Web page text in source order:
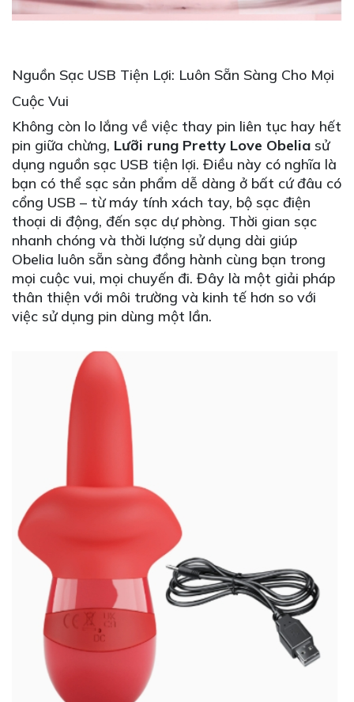
Nguồn Sạc USB Tiện Lợi: Luôn Sẵn Sàng Cho Mọi
Cuộc Vui
Không còn lo lắng về việc thay pin liên tục hay hết
pin giữa chừng, Lưỡi rung Pretty Love Obelia sử
dụng nguồn sạc USB tiện lợi. Điều này có nghĩa là
bạn có thể sạc sản phẩm dễ dàng ở bất cứ đâu có
cổng USB – từ máy tính xách tay, bộ sạc điện
thoại di động, đến sạc dự phòng. Thời gian sạc
nhanh chóng và thời lượng sử dụng dài giúp
Obelia luôn sẵn sàng đồng hành cùng bạn trong
mọi cuộc vui, mọi chuyến đi. Đây là một giải pháp
thân thiện với môi trường và kinh tế hơn so với
việc sử dụng pin dùng một lần.